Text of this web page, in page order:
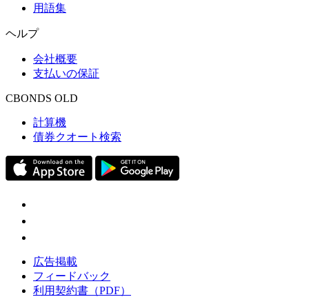
用語集
ヘルプ
会社概要
支払いの保証
CBONDS OLD
計算機
債券クオート検索
広告掲載
フィードバック
利用契約書（PDF）